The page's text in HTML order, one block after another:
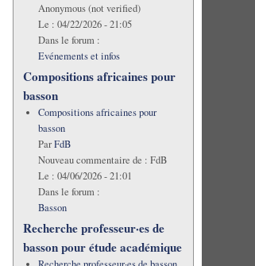
Anonymous (not verified)
Le : 04/22/2026 - 21:05
Dans le forum :
Evénements et infos
Compositions africaines pour
basson
Compositions africaines pour
basson
ParFdB
Nouveau commentaire de : FdB
Le : 04/06/2026 - 21:01
Dans le forum :
Basson
Recherche professeur·es de
basson pour étude académique